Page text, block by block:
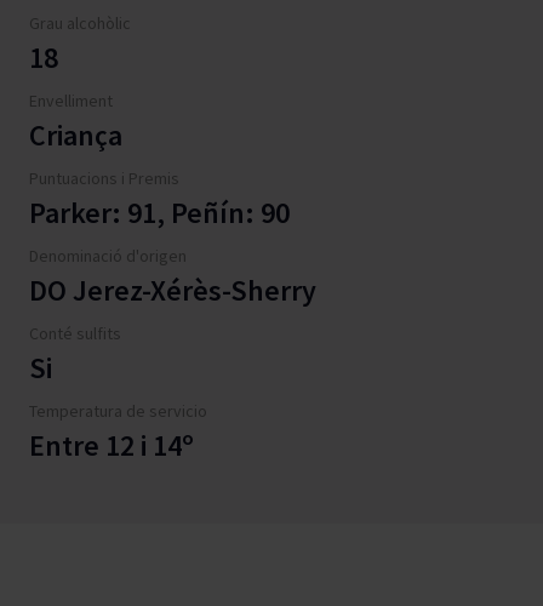
Grau alcohòlic
18
Envelliment
Criança
Puntuacions i Premis
Parker: 91, Peñín: 90
Denominació d'origen
DO Jerez-Xérès-Sherry
Conté sulfits
Si
Temperatura de servicio
Entre 12 i 14º